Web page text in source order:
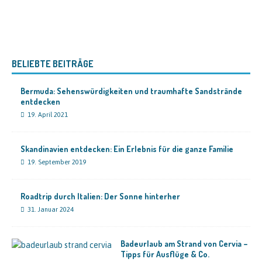
BELIEBTE BEITRÄGE
Bermuda: Sehenswürdigkeiten und traumhafte Sandstrände
entdecken
19. April 2021
Skandinavien entdecken: Ein Erlebnis für die ganze Familie
19. September 2019
Roadtrip durch Italien: Der Sonne hinterher
31. Januar 2024
Badeurlaub am Strand von Cervia –
Tipps für Ausflüge & Co.